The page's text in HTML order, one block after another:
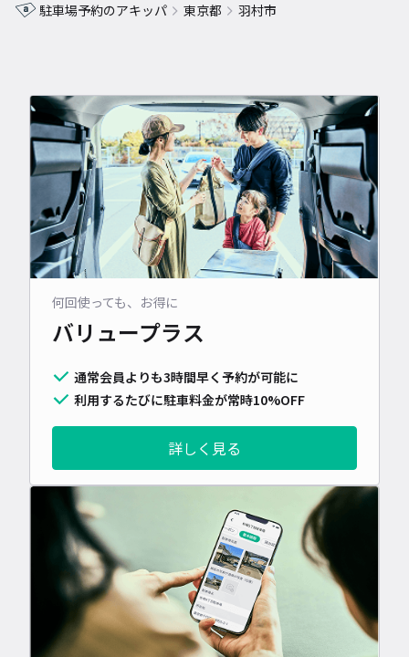
駐車場予約のアキッパ 東京都 羽村市
何回使っても、お得に
バリュープラス
通常会員よりも3時間早く予約が可能に
利用するたびに駐車料金が常時10%OFF
詳しく見る